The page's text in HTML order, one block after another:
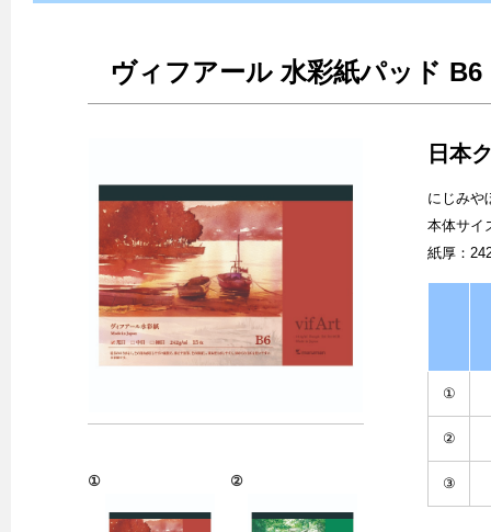
ヴィフアール 水彩紙パッド B6
① ②
日本
にじみや
本体サイ
紙厚：
①
②
③